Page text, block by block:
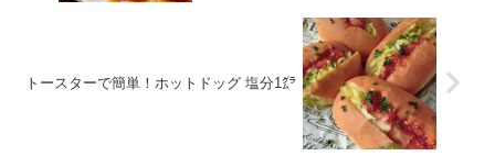
トースターで簡単！ホットドッグ 塩分1㌘